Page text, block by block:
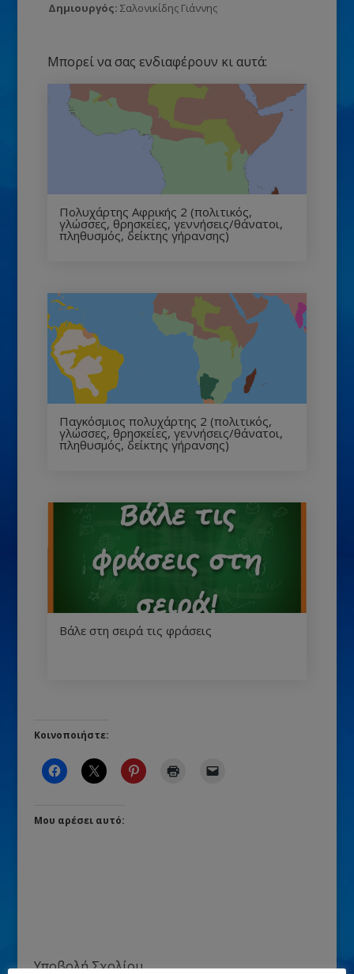
Δημιουργός: Σαλονικίδης Γιάννης
Μπορεί να σας ενδιαφέρουν κι αυτά:
Πολυχάρτης Αφρικής 2 (πολιτικός,
γλώσσες, θρησκείες, γεννήσεις/θάνατοι,
πληθυσμός, δείκτης γήρανσης)
Παγκόσμιος πολυχάρτης 2 (πολιτικός,
γλώσσες, θρησκείες, γεννήσεις/θάνατοι,
πληθυσμός, δείκτης γήρανσης)
Βάλε στη σειρά τις φράσεις
Κοινοποιήστε:
Μου αρέσει αυτό:
Υποβολή Σχολίου